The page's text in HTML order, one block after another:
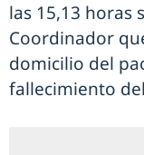
las 15,13 horas
Coordinador
domicilio del
fallecimiento